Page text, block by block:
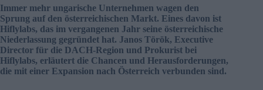
Immer mehr ungarische Unternehmen wagen den
Sprung auf den österreichischen Markt. Eines davon ist
Hiflylabs, das im vergangenen Jahr seine österreichische
Niederlassung gegründet hat. Janos Török, Executive
Director für die DACH-Region und Prokurist bei
Hiflylabs, erläutert die Chancen und Herausforderungen,
die mit einer Expansion nach Österreich verbunden sind.